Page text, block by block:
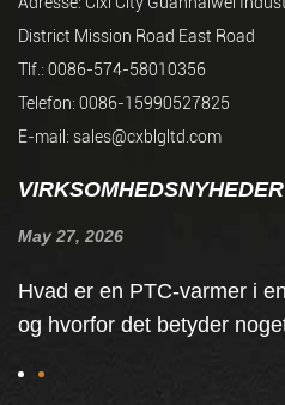
District Mission Road East Road
Tlf.: 0086-574-58010356
Telefon: 0086-15990527825
E-mail: sales@cxblgltd.com
VIRKSOMHEDSNYHEDER
May 27, 2026
Hvad er en PTC-varmer i
og hvorfor det betyder